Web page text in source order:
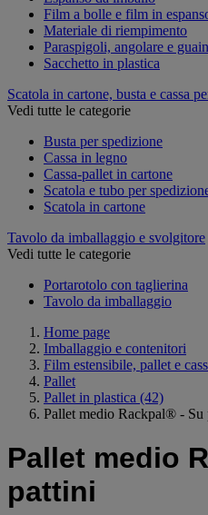
Film a bolle e film in
Materiale di riempimento
Paraspigoli, angolare e
Sacchetto in plastica
Scatola in cartone, busta e cassa
Vedi tutte le categorie
Busta per spedizione
Cassa in legno
Cassa-pallet in cartone
Scatola e tubo per
Scatola in cartone
Tavolo da imballaggio e svolgitore
Vedi tutte le categorie
Portarotolo con taglierina
Tavolo da imballaggio
Home page
Imballaggio e contenitori
Film estensibile, pallet e
Pallet
Pallet in plastica (42)
Pallet medio Rackpal® - Su
Pallet medio
pattini